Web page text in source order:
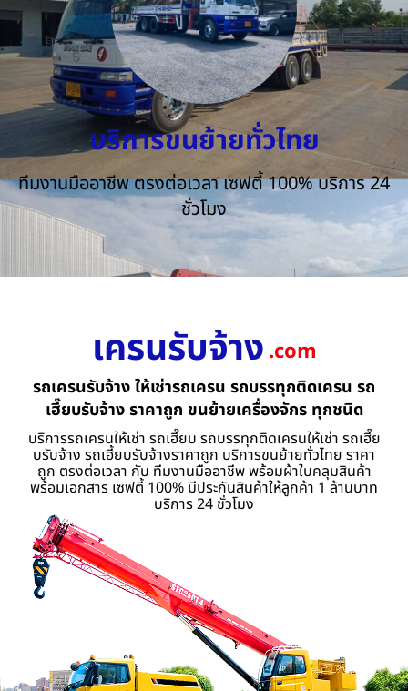
บริการขนย้ายทั่วไทย
ทีมงานมืออาชีพ ตรงต่อเวลา เซฟตี้ 100% บริการ 24
ชั่วโมง
เครนรับจ้าง .com
รถเครนรับจ้าง ให้เช่ารถเครน รถบรรทุกติดเครน รถ
เฮี๊ยบรับจ้าง ราคาถูก ขนย้ายเครื่องจักร ทุกชนิด
บริการรถเครนให้เช่า รถเฮี๊ยบ รถบรรทุกติดเครนให้เช่า รถเฮี๊ย
บรับจ้าง รถเฮี้ยบรับจ้างราคาถูก บริการขนย้ายทั่วไทย ราคา
ถูก ตรงต่อเวลา กับ ทีมงานมืออาชีพ พร้อมผ้าใบคลุมสินค้า
พร้อมเอกสาร เซฟตี้ 100% มีประกันสินค้าให้ลูกค้า 1 ล้านบาท
บริการ 24 ชั่วโมง